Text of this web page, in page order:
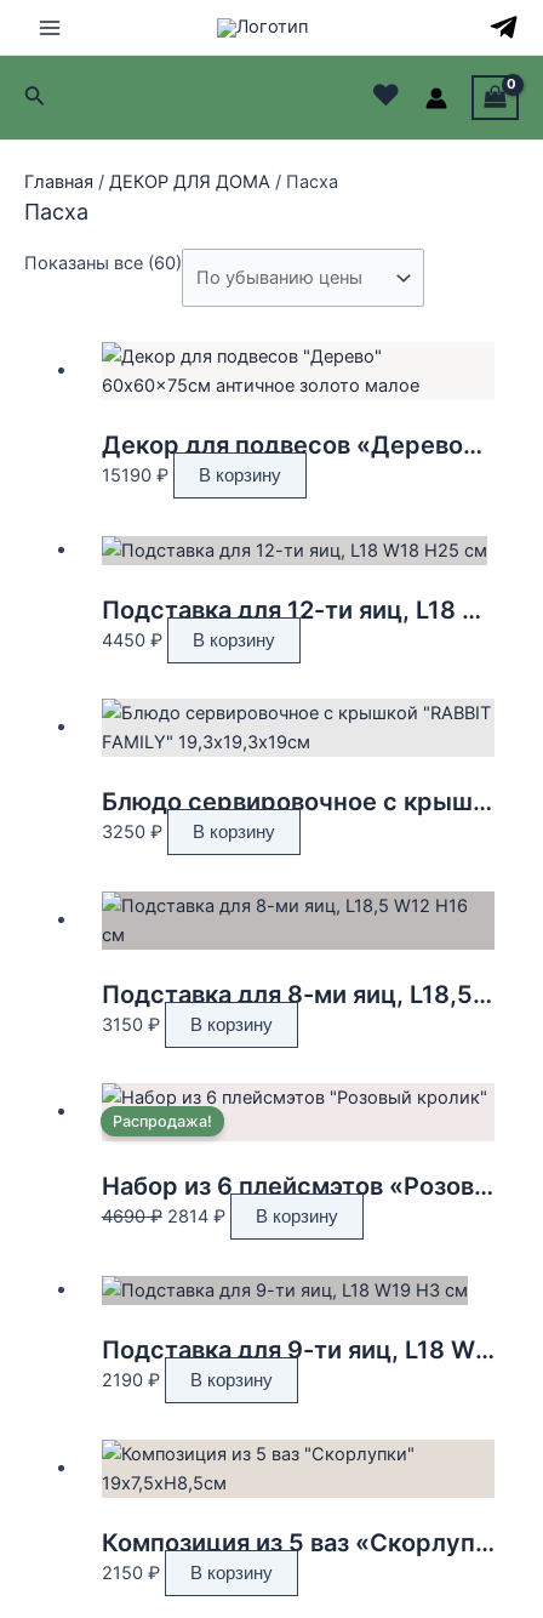
Main
Menu
Поиск ♥
Главная / ДЕКОР ДЛЯ ДОМА / Пасха
Пасха
Показаны все (60)
по
Декор для подвесов «Дерево» 60x60x75см античное золото малое
15190 ₽ В корзину
Подставка для 12-ти яиц, L18 W18 H25 см
4450 ₽ В корзину
Блюдо сервировочное с крышкой «RABBIT FAMILY» 19,3х19,3х19см
3250 ₽ В корзину
Подставка для 8-ми яиц, L18,5 W12 H16 см
3150 ₽ В корзину
Распродажа!
Набор из 6 плейсмэтов «Розовый кролик» 48×33см
4690₽ Первоначальная
составляла
4690 ₽.
2814 ₽Текущая
цена:
2814 ₽.
В корзину
Подставка для 9-ти яиц, L18 W19 H3 см
2190 ₽ В корзину
Композиция из 5 ваз «Скорлупки» 19×7,5xH8,5см
2150 ₽ В корзину